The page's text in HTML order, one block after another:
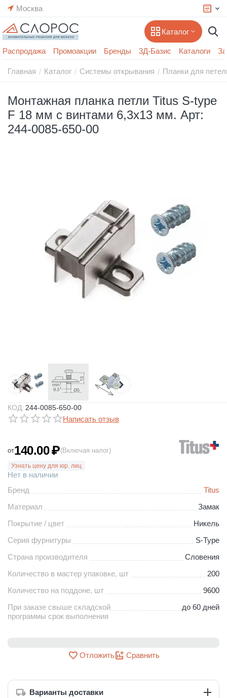
Москва
Каталог
Распродажа Промоакции Бренды 3Д-Базис Каталоги
Главная / Каталог / Системы открывания / Планки для
Монтажная планка петли Titus S-type
F 18 мм с винтами 6,3х13 мм. Арт:
244-0085-650-00
КОД: 244-0085-650-00
Написать отзыв
от140.00₽(Включая налог)
Узнать цену для юр. лиц
Нет в наличии
Бренд
Titus
Материал
Замак
Покрытие / цвет
Никель
Серия фурнитуры
S-Type
Страна производителя
Словения
Количество в мастер упаковке, шт
200
Количество на поддоне, шт
9600
При заказе свыше складской
программы срок выполнения
до 60 дней
Отложить Сравнить
Варианты доставки